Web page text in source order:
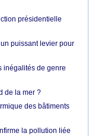
présidentielle
puissant levier pour
inégalités de genre
de la mer ?
des bâtiments
la pollution liée